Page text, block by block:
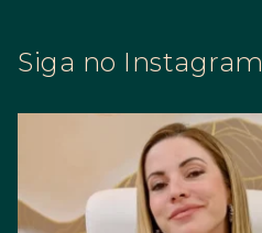
Siga no Instagram